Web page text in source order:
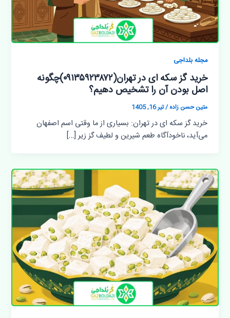
مجله بلداجی
خرید گز سکه ای در تهران(۰۹۱۳۵۹۲۳۸۷۲)چگونه
اصل بودن آن را تشخیص دهیم؟
متین حسن زاده/تیر 16, 1405
خرید گز سکه ای در تهران: بسیاری از ما وقتی اسم اصفهان
می‌آید، ناخودآگاه طعم شیرین و لطیف گز زیر […]